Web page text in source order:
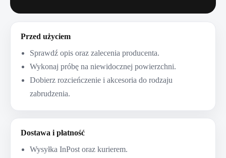
Przed użyciem
Sprawdź opis oraz zalecenia producenta.
Wykonaj próbę na niewidocznej powierzchni.
Dobierz rozcieńczenie i akcesoria do rodzaju
zabrudzenia.
Dostawa i płatność
Wysyłka InPost oraz kurierem.